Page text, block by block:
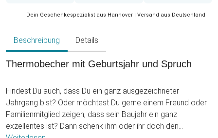
Dein Geschenkespezialist aus Hannover | Versand aus Deutschland
Beschreibung Details
Thermobecher mit Geburtsjahr und Spruch
Findest Du auch, dass Du ein ganz ausgezeichneter
Jahrgang bist? Oder möchtest Du gerne einem Freund oder
Familienmitglied zeigen, dass sein Baujahr ein ganz
exzellentes ist? Dann schenk ihm oder ihr doch den